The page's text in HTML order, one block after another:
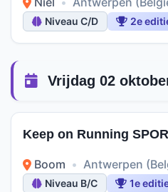
Niveau C/D 2e
Vrijdag 02
Keep on Running
Boom • Antwerpen
Niveau B/C 1e